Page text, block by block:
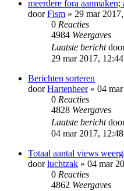
meerdere fora
doorFism » 29 mar
0 Reacties
4984 Weergaves
Laatste bericht
29 mar 2017, 12:44
Berichten sorteren
doorHartenheer» 04
0 Reacties
4828 Weergaves
Laatste bericht
04 mar 2017, 12:48
Totaal aantal views
doorluchtzak » 04 mar
0 Reacties
4862 Weergaves